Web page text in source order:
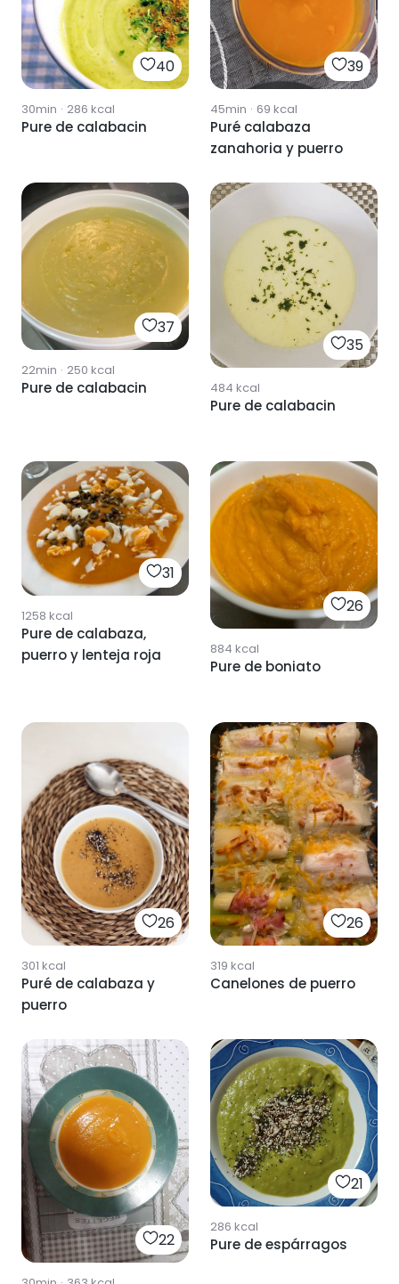
40
30min · 286 kcal
Pure de calabacin
39
45min · 69 kcal
Puré calabaza
zanahoria y puerro
37
22min · 250 kcal
Pure de calabacin
35
484 kcal
Pure de calabacin
31
1258 kcal
Pure de calabaza,
puerro y lenteja roja
26
884 kcal
Pure de boniato
26
301 kcal
Puré de calabaza y
puerro
26
319 kcal
Canelones de puerro
22
21
286 kcal
Pure de espárragos